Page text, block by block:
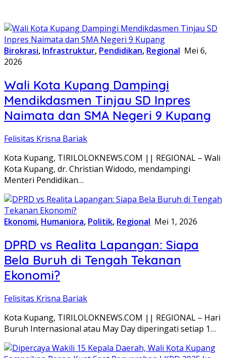
Birokrasi, Infrastruktur, Pendidikan, Regional Mei 6,
2026
Wali Kota Kupang Dampingi
Mendikdasmen Tinjau SD Inpres
Naimata dan SMA Negeri 9 Kupang
Felisitas Krisna Bariak
Kota Kupang, TIRILOLOKNEWS.COM || REGIONAL – Wali
Kota Kupang, dr. Christian Widodo, mendampingi
Menteri Pendidikan…
Ekonomi, Humaniora, Politik, Regional Mei 1, 2026
DPRD vs Realita Lapangan: Siapa
Bela Buruh di Tengah Tekanan
Ekonomi?
Felisitas Krisna Bariak
Kota Kupang, TIRILOLOKNEWS.COM || REGIONAL – Hari
Buruh Internasional atau May Day diperingati setiap 1…